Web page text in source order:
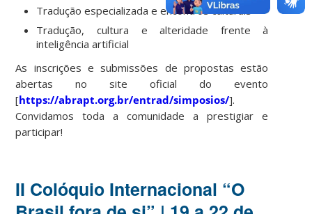
Tradução especializada e encontros culturais
Tradução, cultura e alteridade frente à
inteligência artificial
As inscrições e submissões de propostas estão
abertas no site oficial do evento
[https://abrapt.org.br/entrad/simposios/].
Convidamos toda a comunidade a prestigiar e
participar!
II Colóquio Internacional “O